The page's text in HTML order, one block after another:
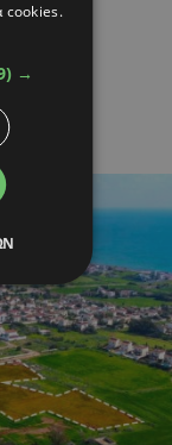
cookies.
→